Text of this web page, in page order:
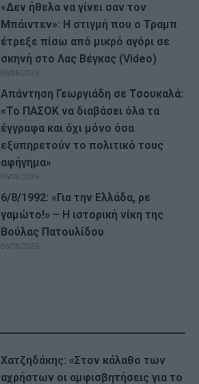
«Δεν ήθελα να γίνει σαν τον
Μπάιντεν»: Η στιγμή που ο Τραμπ
έτρεξε πίσω από μικρό αγόρι σε
σκηνή στο Λας Βέγκας (Video)
06/08/2026
Απάντηση Γεωργιάδη σε Τσουκαλά:
«Το ΠΑΣΟΚ να διαβάσει όλα τα
έγγραφα και όχι μόνο όσα
εξυπηρετούν το πολιτικό τους
αφήγημα»
06/08/2026
6/8/1992: «Για την Ελλάδα, ρε
γαμώτο!» – Η ιστορική νίκη της
Βούλας Πατουλίδου
06/08/2026
Χατζηδάκης: «Στον κάλαθο των
αχρήστων οι αμφισβητήσεις για το